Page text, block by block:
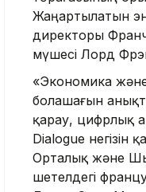
Жаңартылатын
директоры
мүшесі Лорд
«Экономика
болашағын
қарау, цифрлық
Dialogue
Орталық және
шетелдегі